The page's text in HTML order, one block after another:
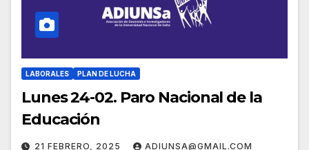
LABORALES PLAN DE LUCHA
Lunes 24-02. Paro Nacional de la
Educación
21 FEBRERO, 2025 ADIUNSA@GMAIL.COM